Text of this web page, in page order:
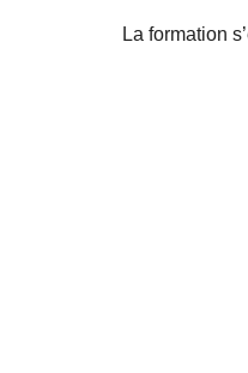
La formation